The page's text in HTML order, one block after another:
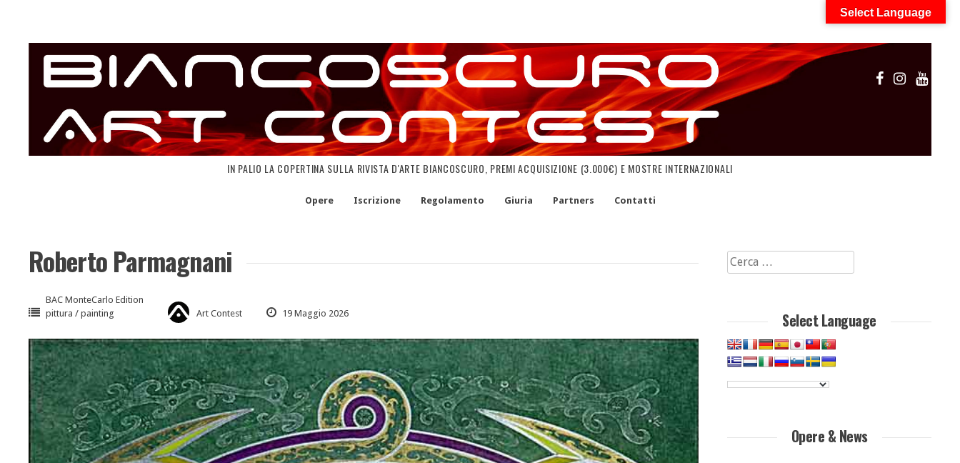
content
IN PALIO LA COPERTINA SULLA RIVISTA D'ARTE BIANCOSCURO, PREMI ACQUISIZIONE (3.000€) E MOSTRE INTERNAZIONALI
Opere Iscrizione Regolamento Giuria Partners Contatti
Roberto Parmagnani
BAC MonteCarlo Edition
pittura / painting
Art Contest 19 Maggio 2026
Ricerca
per:
Select Language
Opere & News
Select Language